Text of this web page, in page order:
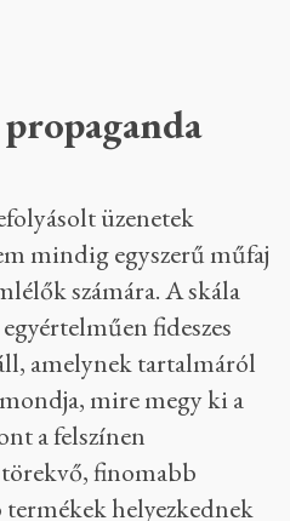
propaganda
üzenetek
mindig egyszerű műfaj
számára. A skála
fideszes
amelynek tartalmáról
mire megy ki a
a felszínen
finomabb
helyezkednek